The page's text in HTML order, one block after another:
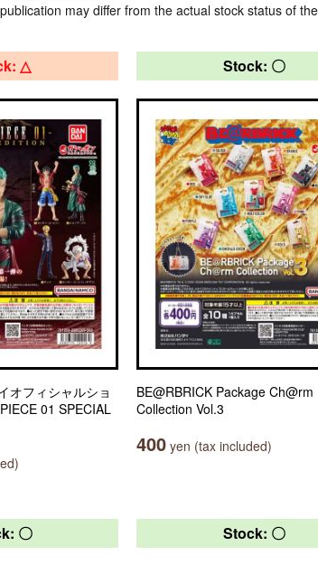
may differ from the actual stock status of
△
オフィシャルショ
01 SPECIAL
Stock: 〇
BE@RBRICK Package Ch@rm
Collection Vol.3
400 yen (tax included)
〇 Stock: 〇